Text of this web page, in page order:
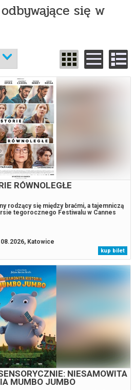
się w
RÓWNOLEGŁE
rodzący się między braćmi, a tajemniczą
tegorocznego Festiwalu w Cannes
Katowice
kup bilet
NIESAMOWITA
MUMBO JUMBO